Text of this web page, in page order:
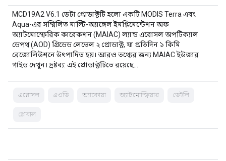
MCD19A2 V6.1 ডেটা প্রোডাক্টটি হলো একটি MODIS Terra এবং
Aqua-এর সম্মিলিত মাল্টি-অ্যাঙ্গেল ইমপ্লিমেন্টেশন অফ
অ্যাটমোস্ফেরিক কারেকশন (MAIAC) ল্যান্ড এরোসল অপটিক্যাল
ডেপথ (AOD) গ্রিডেড লেভেল ২ প্রোডাক্ট, যা প্রতিদিন ১ কিমি
রেজোলিউশনে উৎপাদিত হয়। আরও তথ্যের জন্য MAIAC ইউজার
গাইড দেখুন। দ্রষ্টব্য: এই প্রোডাক্টটিতে রয়েছে…
এরোসল এওডি অ্যাকোয়া অ্যাটমোস্ফিয়ার ডেইলি
গ্লোবাল